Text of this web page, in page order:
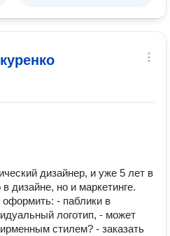
дизайнер, и уже 5 лет в
дизайне, но и маркетинге.
- паблики в
логотип, - может
стилем? - заказать